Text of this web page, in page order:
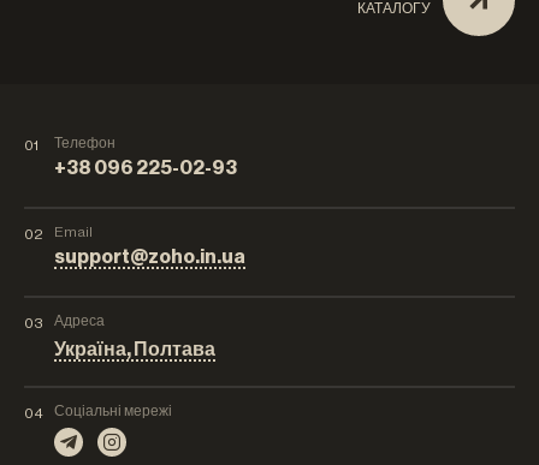
КАТАЛОГУ
01 Телефон
+38 096 225-02-93
02 Email
support@zoho.in.ua
03 Адреса
Україна, Полтава
04 Соціальні мережі